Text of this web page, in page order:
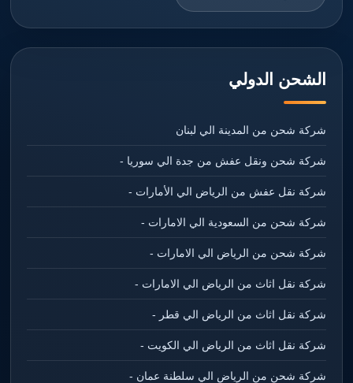
الشحن الدولي
شركة شحن من المدينة الي لبنان
شركة شحن ونقل عفش من جدة الي سوريا -
شركة نقل عفش من الرياض الي الأمارات -
شركة شحن من السعودية الي الامارات -
شركة شحن من الرياض الي الامارات -
شركة نقل اثاث من الرياض الي الامارات -
شركة نقل اثاث من الرياض الي قطر -
شركة نقل اثاث من الرياض الي الكويت -
شركة شحن من الرياض الي سلطنة عمان -